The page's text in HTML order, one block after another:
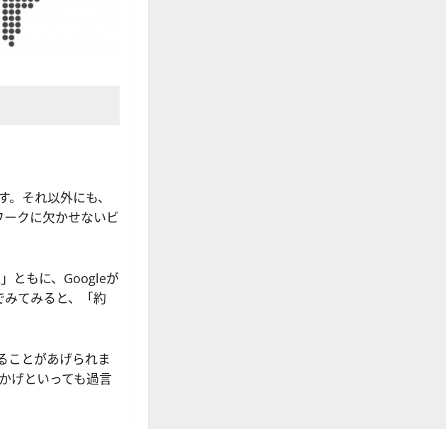
それ以外にも、
クに欠かせないビ
ともに、Googleが
てみると、「約
ことがあげられま
げといっても過言